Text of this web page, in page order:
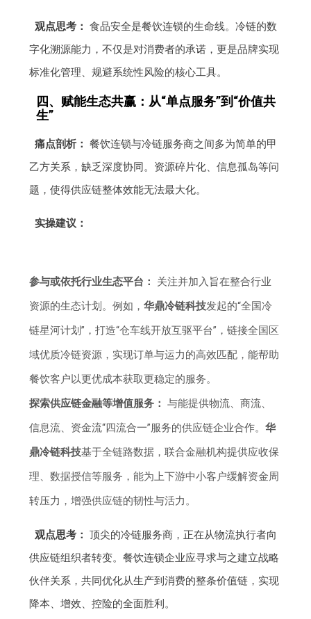
观点思考： 食品安全是餐饮连锁的生命线。冷链的数
字化溯源能力，不仅是对消费者的承诺，更是品牌实现
标准化管理、规避系统性风险的核心工具。
四、赋能生态共赢：从“单点服务”到“价值共
生”
痛点剖析： 餐饮连锁与冷链服务商之间多为简单的甲
乙方关系，缺乏深度协同。资源碎片化、信息孤岛等问
题，使得供应链整体效能无法最大化。
实操建议：
参与或依托行业生态平台：
关注并加入旨在整合行业
资源的生态计划。例如，华鼎冷链科技发起的“全国冷
链星河计划”，打造“仓车线开放互驱平台”，链接全国区
域优质冷链资源，实现订单与运力的高效匹配，能帮助
餐饮客户以更优成本获取更稳定的服务。
探索供应链金融等增值服务： 与能提供物流、商流、
信息流、资金流“四流合一”服务的供应链企业合作。华
鼎冷链科技基于全链路数据，联合金融机构提供应收保
理、数据授信等服务，能为上下游中小客户缓解资金周
转压力，增强供应链的韧性与活力。
观点思考： 顶尖的冷链服务商，正在从物流执行者向
供应链组织者转变。餐饮连锁企业应寻求与之建立战略
伙伴关系，共同优化从生产到消费的整条价值链，实现
降本、增效、控险的全面胜利。